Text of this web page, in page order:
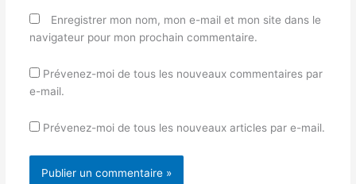
Enregistrer mon nom, mon e-mail et mon site dans le
navigateur pour mon prochain commentaire.
Prévenez-moi de tous les nouveaux commentaires par
e-mail.
Prévenez-moi de tous les nouveaux articles par e-mail.